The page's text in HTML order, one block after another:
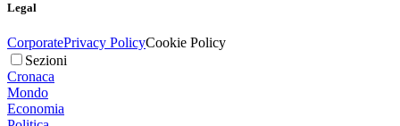
Legal
CorporatePrivacy PolicyCookie Policy
Sezioni
Cronaca
Mondo
Economia